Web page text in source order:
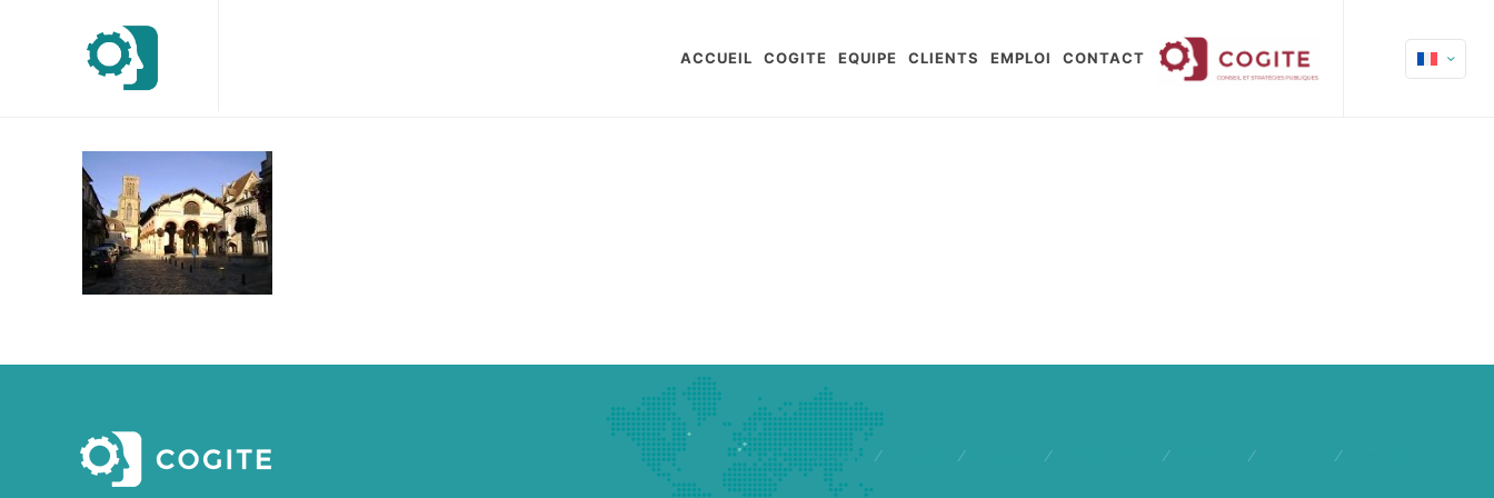
ACCUEIL COGITE EQUIPE CLIENTS EMPLOI CONTACT
Accueil / / / / / /